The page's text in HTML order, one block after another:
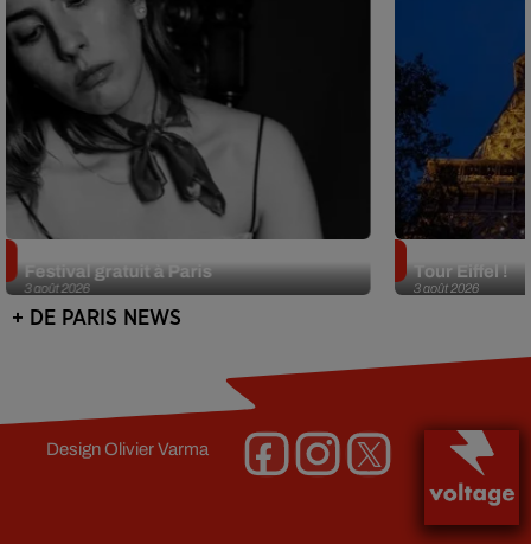
3 août 2026
Festival gratuit à Paris
3 août 2026
Tour Eiffel !
+ DE PARIS NEWS
DesignOlivier Varma